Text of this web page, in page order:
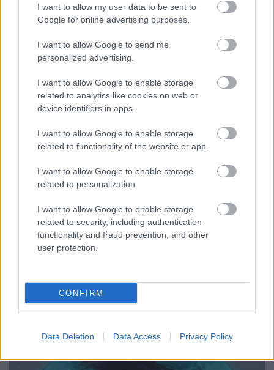
I want to allow my user data to be sent to
Google for online advertising purposes.
I want to allow Google to send me
personalized advertising.
I want to allow Google to enable storage
related to analytics like cookies on web or
device identifiers in apps.
I want to allow Google to enable storage
related to functionality of the website or app.
I want to allow Google to enable storage
related to personalization.
I want to allow Google to enable storage
related to security, including authentication
functionality and fraud prevention, and other
user protection.
CONFIRM
Data Deletion Data Access Privacy Policy
Fantasztikus 4-es: Első lépések
Kísért a múlt
Azok közé az emberek közé tartozom, akik mind a
2005-ös Fantasztikus Négyest, mind a 2007-es
folytatását, az Ezüst Utazót ...
Lehet-e illegális migránsból
szuperhős? - Superman
2025. július 09.
DC égisze alá tartozó filmek teljesen újraírták a
popkulturális trendeket, a képregények ...